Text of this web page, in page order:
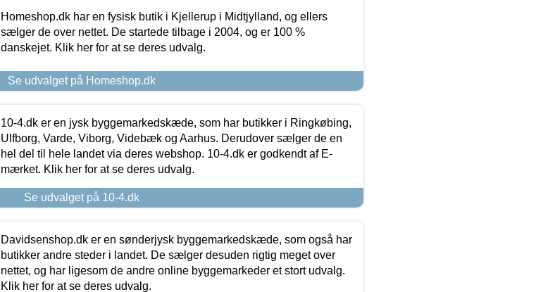
Homeshop.dk har en fysisk butik i Kjellerup i Midtjylland, og ellers
sælger de over nettet. De startede tilbage i 2004, og er 100 %
danskejet. Klik her for at se deres udvalg.
Se udvalget på Homeshop.dk
10-4.dk er en jysk byggemarkedskæde, som har butikker i Ringkøbing,
Ulfborg, Varde, Viborg, Videbæk og Aarhus. Derudover sælger de en
hel del til hele landet via deres webshop. 10-4.dk er godkendt af E-
mærket. Klik her for at se deres udvalg.
Se udvalget på 10-4.dk
Davidsenshop.dk er en sønderjysk byggemarkedskæde, som også har
butikker andre steder i landet. De sælger desuden rigtig meget over
nettet, og har ligesom de andre online byggemarkeder et stort udvalg.
Klik her for at se deres udvalg.